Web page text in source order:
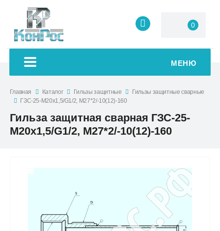
0
МЕНЮ
Главная Каталог Гильзы защитные
Гильзы защитные сварные
ГЗС-25-М20х1,5/G1/2, М27*2/-10(12)-160
Гильза защитная сварная ГЗС-25-
М20х1,5/G1/2, М27*2/-10(12)-160